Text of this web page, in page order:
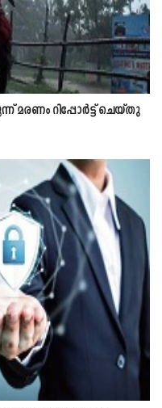
മരണം റിപ്പോർട്ട് ചെയ്തു